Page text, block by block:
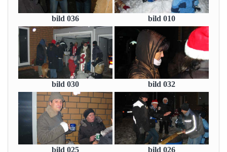
bild 036 bild 010
bild 030 bild 032
bild 025 bild 026